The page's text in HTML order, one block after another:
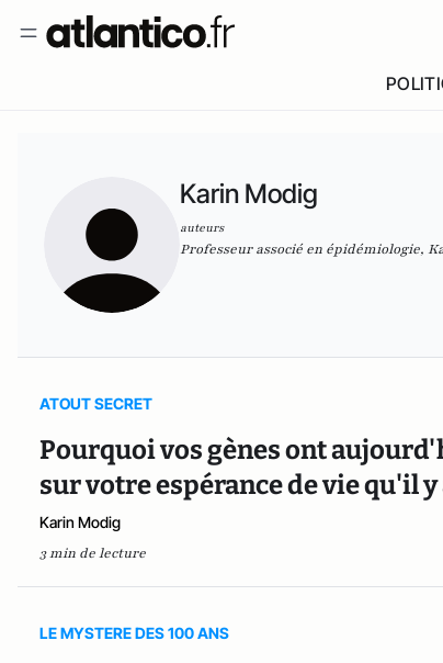
Karin Modig
auteurs
Professeur associé en épidémiologie,
ATOUT SECRET
Pourquoi vos gènes ont
sur votre espérance de vie qu'il y
Karin Modig
3 min de lecture
LE MYSTERE DES 100 ANS